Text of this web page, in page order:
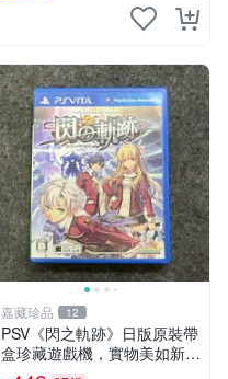
嘉藏珍品 12
PSV《閃之軌跡》日版原裝帶
盒珍藏遊戲機，實物美如新，
嚴選推薦 閃之軌跡 日版 PSV